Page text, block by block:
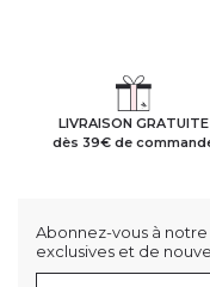
LIVRAISON GRATUITE
dès 39€ de
Abonnez-vous à
exclusives et de